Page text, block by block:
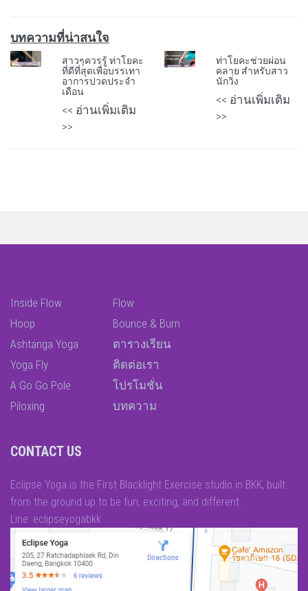
บทความที่น่าสนใจ
สาวๆควรรู้ ท่าโยคะ
ที่ดีที่สุดเพื่อบรรเทา
อาการปวดประจำ
เดือน
<< อ่านเพิ่มเติม
>>
ท่าโยคะช่วยผ่อน
คลาย สำหรับสาว
นักวิ่ง
<< อ่านเพิ่มเติม
>>
Inside Flow
Hoop
Ashtanga Yoga
Yoga Fly
A Go Go Pole
Piloxing
Flow
Bounce & Burn
ตารางเรียน
ติดต่อเรา
โปรโมชั่น
บทความ
CONTACT US
Eclipse Yoga is the First Blacklight Exercise studio in BKK, built
from the ground up to be fun, exciting, and different.
Line: eclipseyogabkk